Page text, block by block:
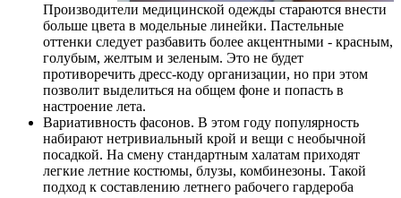
Производители медицинской одежды стараются внести
больше цвета в модельные линейки. Пастельные
оттенки следует разбавить более акцентными - красным,
голубым, желтым и зеленым. Это не будет
противоречить дресс-коду организации, но при этом
позволит выделиться на общем фоне и попасть в
настроение лета.
Вариативность фасонов. В этом году популярность
набирают нетривиальный крой и вещи с необычной
посадкой. На смену стандартным халатам приходят
легкие летние костюмы, блузы, комбинезоны. Такой
подход к составлению летнего рабочего гардероба